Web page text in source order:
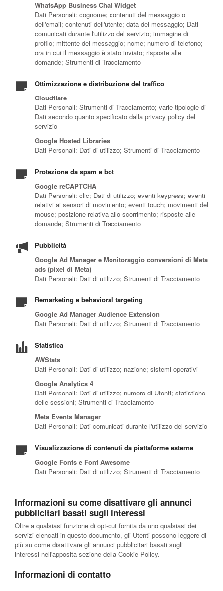
WhatsApp Business Chat Widget
Dati Personali: cognome; contenuti del messaggio o
dell'email; contenuti dell'utente; data del messaggio; Dati
comunicati durante l'utilizzo del servizio; immagine di
profilo; mittente del messaggio; nome; numero di telefono;
ora in cui il messaggio è stato inviato; risposte alle
domande; Strumenti di Tracciamento
Ottimizzazione e distribuzione del traffico
Cloudflare
Dati Personali: Strumenti di Tracciamento; varie tipologie di
Dati secondo quanto specificato dalla privacy policy del
servizio
Google Hosted Libraries
Dati Personali: Dati di utilizzo; Strumenti di Tracciamento
Protezione da spam e bot
Google reCAPTCHA
Dati Personali: clic; Dati di utilizzo; eventi keypress; eventi
relativi ai sensori di movimento; eventi touch; movimenti del
mouse; posizione relativa allo scorrimento; risposte alle
domande; Strumenti di Tracciamento
Pubblicità
Google Ad Manager e Monitoraggio conversioni di Meta
ads (pixel di Meta)
Dati Personali: Dati di utilizzo; Strumenti di Tracciamento
Remarketing e behavioral targeting
Google Ad Manager Audience Extension
Dati Personali: Dati di utilizzo; Strumenti di Tracciamento
Statistica
AWStats
Dati Personali: Dati di utilizzo; nazione; sistemi operativi
Google Analytics 4
Dati Personali: Dati di utilizzo; numero di Utenti; statistiche
delle sessioni; Strumenti di Tracciamento
Meta Events Manager
Dati Personali: Dati comunicati durante l'utilizzo del servizio
Visualizzazione di contenuti da piattaforme esterne
Google Fonts e Font Awesome
Dati Personali: Dati di utilizzo; Strumenti di Tracciamento
Informazioni su come disattivare gli annunci
pubblicitari basati sugli interessi
Oltre a qualsiasi funzione di opt-out fornita da uno qualsiasi dei
servizi elencati in questo documento, gli Utenti possono leggere di
più su come disattivare gli annunci pubblicitari basati sugli
interessi nell'apposita sezione della Cookie Policy.
Informazioni di contatto